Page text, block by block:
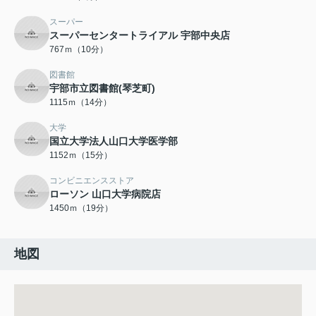
スーパー
スーパーセンタートライアル 宇部中央店
767ｍ（10分）
図書館
宇部市立図書館(琴芝町)
1115ｍ（14分）
大学
国立大学法人山口大学医学部
1152ｍ（15分）
コンビニエンスストア
ローソン 山口大学病院店
1450ｍ（19分）
地図